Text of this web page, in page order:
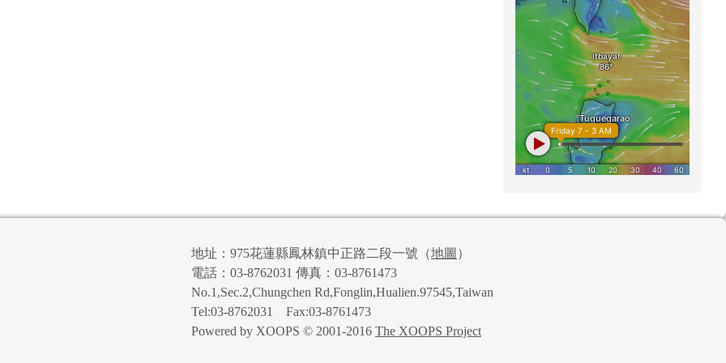
地址：975花蓮縣鳳林鎮中正路二段一號（地圖 ）
電話：03-8762031 傳真：03-8761473
No.1,Sec.2,Chungchen Rd,Fonglin,Hualien.97545,Taiwan
Tel:03-8762031 Fax:03-8761473
Powered by XOOPS © 2001-2016 The XOOPS Project